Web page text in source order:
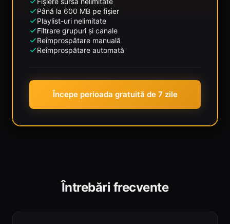
Până la 600 MB pe fișier
Playlist-uri nelimitate
Filtrare grupuri și canale
Reîmprospătare manuală
Reîmprospătare automată
Începe perioada gratuită de 7 zile
Întrebări frecvente